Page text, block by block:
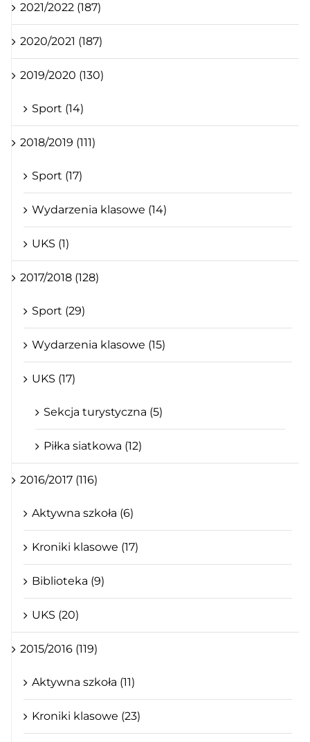
2021/2022 (187)
2020/2021 (187)
2019/2020 (130)
Sport (14)
2018/2019 (111)
Sport (17)
Wydarzenia klasowe (14)
UKS (1)
2017/2018 (128)
Sport (29)
Wydarzenia klasowe (15)
UKS (17)
Sekcja turystyczna (5)
Piłka siatkowa (12)
2016/2017 (116)
Aktywna szkoła (6)
Kroniki klasowe (17)
Biblioteka (9)
UKS (20)
2015/2016 (119)
Aktywna szkoła (11)
Kroniki klasowe (23)